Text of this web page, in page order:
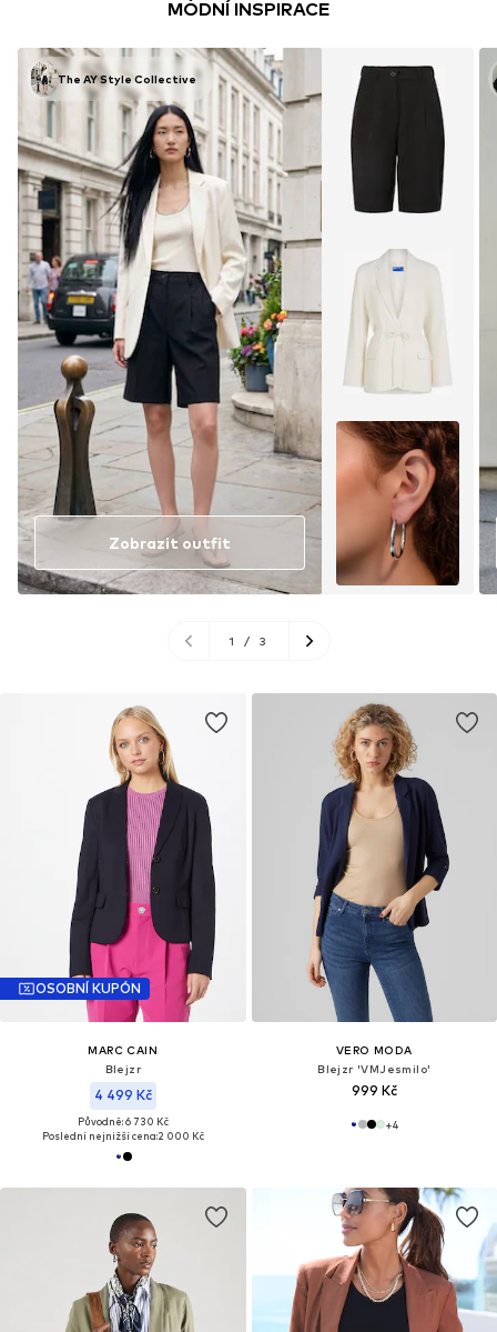
MÓDNÍ INSPIRACE
The AY Style Collective
Zobrazit outfit
1 / 3
OSOBNÍ KUPÓN
MARC CAIN
Blejzr
4 499 Kč
Původně: 6 730 Kč
Poslední nejnižší cena:2 000 Kč
VERO MODA
Blejzr 'VMJesmilo'
999 Kč
+4